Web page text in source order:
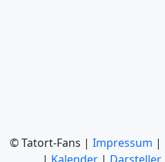
© Tatort-Fans | Impressum |